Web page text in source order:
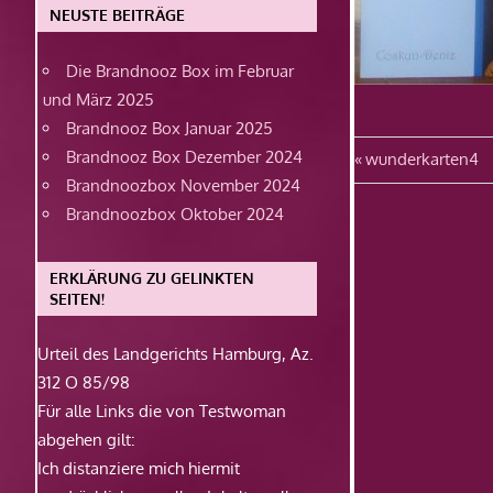
Vorheriger
Beitrag:
wunderkarten4
NEUSTE BEITRÄGE
Die Brandnooz Box im Februar
und März 2025
Brandnooz Box Januar 2025
Brandnooz Box Dezember 2024
Brandnoozbox November 2024
Brandnoozbox Oktober 2024
ERKLÄRUNG ZU GELINKTEN
SEITEN!
Urteil des Landgerichts Hamburg, Az.
312 O 85/98
Für alle Links die von Testwoman
abgehen gilt:
Ich distanziere mich hiermit